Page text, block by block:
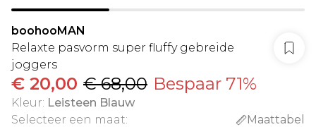
boohooMAN
Relaxte pasvorm super fluffy gebreide
joggers
€ 20,00 € 68,00 Bespaar 71%
Kleur: Leisteen Blauw
Selecteer een maat:
Maattabel